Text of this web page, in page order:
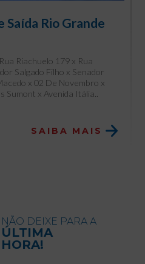
Rio Grande
Riachuelo 179 x Rua
Salgado Filho x Senador
x 02 De Novembro x
Sumont x Avenida Itália..
SAIBA MAIS
NÃO DEIXE PARA A
ÚLTIMA
HORA!